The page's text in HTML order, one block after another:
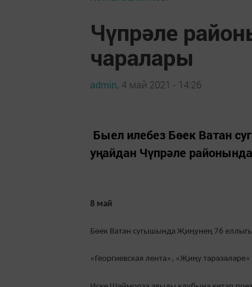
Чүпрәле
чаралары
admin, 4 май 2021 - 14:26
Быел илебез Бөек Ватан
уңайдан Чүпрәле
8 май
Бөек Ватан сугышында Җиңүнең 76
«Георгиевская лента», «Җиңү